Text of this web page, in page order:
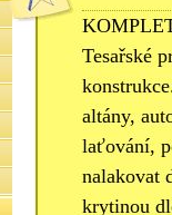
Tesařské
altány,
laťování,
nalakovat
krytinou